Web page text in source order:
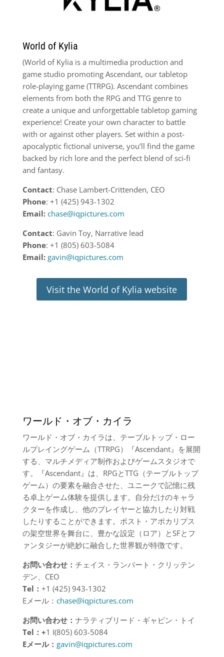
World of Kylia
(World of Kylia is a multimedia production and
game studio promoting Ascendant, our tabletop
role-playing game (TTRPG). Ascendant combines
elements from both the RPG and TTG genre to
create a unique and unforgettable tabletop gaming
experience! Create your own character to battle
with or against other players. Set within a post-
apocalyptic fictional universe, you’ll find the game
backed by rich lore and the perfect blend of sci-fi
and fantasy.
Contact: Chase Lambert-Crittenden, CEO
Phone: +1 (425) 943-1302
Email: chase@iqpictures.com
Contact: Gavin Toy, Narrative lead
Phone: +1 (805) 603-5084
Email: gavin@iqpictures.com
Visit the World of Kylia website
ワールド・オブ・カイラ
ワールド・オブ・カイラは、テーブルトップ・ロー
ルプレイングゲーム（TTRPG）『Ascendant』を展開
する、マルチメディア制作およびゲームスタジオで
す。『Ascendant』は、RPGとTTG（テーブルトップ
ゲーム）の要素を融合させた、ユニークで記憶に残
る卓上ゲーム体験を提供します。自分だけのキャラ
クターを作成し、他のプレイヤーと協力したり対戦
したりすることができます。ポスト・アポカリプス
の架空世界を舞台に、豊かな設定（ロア）とSFとフ
ァンタジーが絶妙に融合した世界観が特徴です。
お問い合わせ： チェイス・ランバート・クリッテン
デン、CEO
Tel ： +1 (425) 943-1302
Eメール： chase@iqpictures.com
お問い合わせ： ナラティブリード・ギャビン・トイ
Tel ：+1 I(805) 603-5084
Eメール： gavin@iqpictures.com